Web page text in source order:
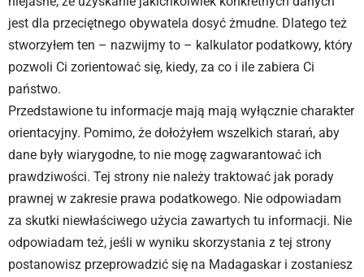
jest dla przeciętnego obywatela dosyć żmudne. Dlatego też
stworzyłem ten – nazwijmy to – kalkulator podatkowy, który
pozwoli Ci zorientować się, kiedy, za co i ile zabiera Ci
państwo.
Przedstawione tu informacje mają mają wyłącznie charakter
orientacyjny. Pomimo, że dołożyłem wszelkich starań, aby
dane były wiarygodne, to nie mogę zagwarantować ich
prawdziwości. Tej strony nie należy traktować jak porady
prawnej w zakresie prawa podatkowego. Nie odpowiadam
za skutki niewłaściwego użycia zawartych tu informacji. Nie
odpowiadam też, jeśli w wyniku skorzystania z tej strony
postanowisz przeprowadzić się na Madagaskar i zostaniesz